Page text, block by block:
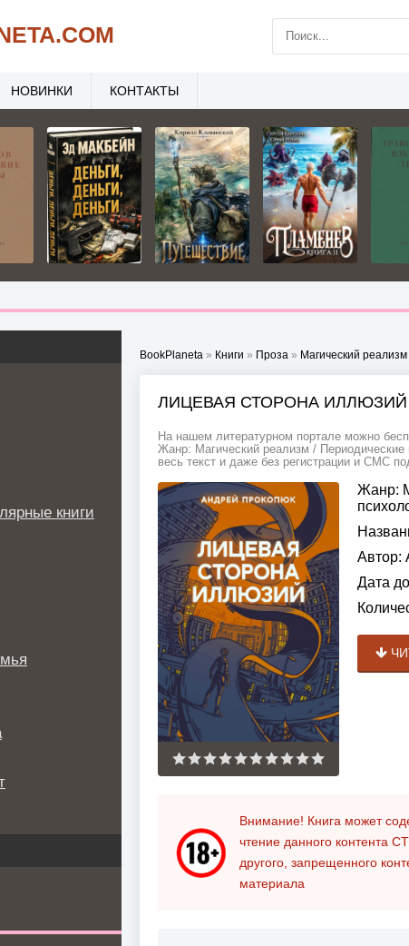
BookPlaneta » Книги » Проза » Магический реализм
ЛИЦЕВАЯ СТОРОНА
На нашем литературном портале можно
Жанр: Магический реализм / Периодические
весь текст и даже без регистрации и СМС
Жанр:
Автор:
Дата
Внимание! Книга может
чтение данного контента
другого, запрещенного
материала
книги
.COM
НОВИНКИ КОНТАКТЫ